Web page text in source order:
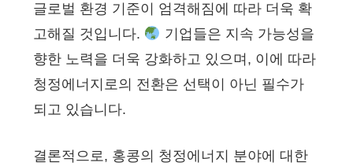
글로벌 환경 기준이 엄격해짐에 따라 더욱 확
고해질 것입니다.
기업들은 지속 가능성을
향한 노력을 더욱 강화하고 있으며, 이에 따라
청정에너지로의 전환은 선택이 아닌 필수가
되고 있습니다.
결론적으로, 홍콩의 청정에너지 분야에 대한